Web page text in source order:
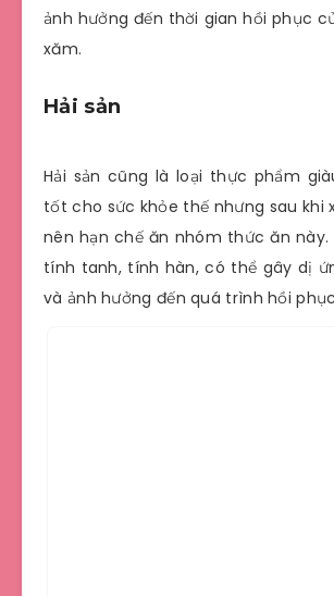
ảnh hưởng đến thời gian hồi phục
xăm.
Hải sản
Hải sản cũng là loại thực phẩm
tốt cho sức khỏe thế nhưng sau khi
nên hạn chế ăn nhóm thức ăn này.
tính tanh, tính hàn, có thể gây dị
và ảnh hưởng đến quá trình hồi